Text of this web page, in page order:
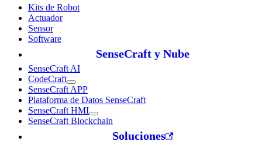
Kits de Robot
Actuador
Sensor
Software
SenseCraft y Nube
SenseCraft AI
CodeCraft
SenseCraft APP
Plataforma de Datos SenseCraft
SenseCraft HMI
SenseCraft Blockchain
Soluciones